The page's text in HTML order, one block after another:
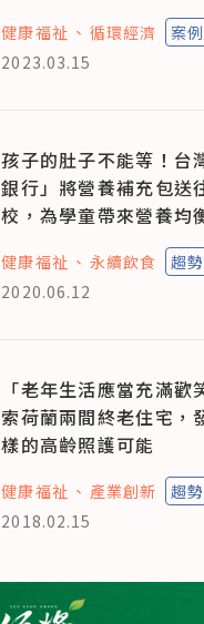
健康福祉 循環經濟
案例
2023.03.15
孩子的肚子不能等！台
銀行」將營養補充包送
校，為學童帶來營養均
健康福祉 永續飲食
趨勢
2020.06.12
「老年生活應當充滿歡
索荷蘭兩間終老住宅，
樣的高齡照護可能
健康福祉 產業創新
趨勢
2018.02.15